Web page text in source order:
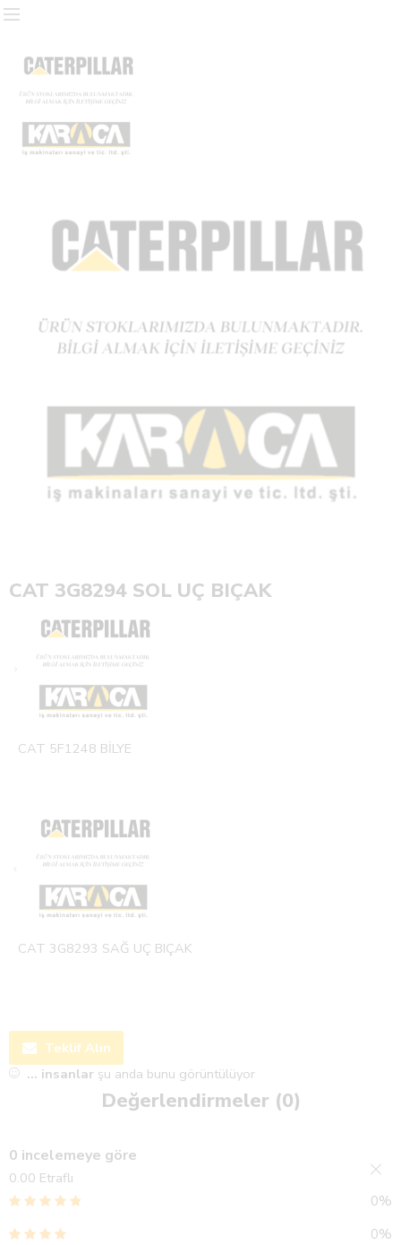
CAT 3G8294 SOL UÇ BIÇAK
CAT 5F1248 BİLYE
CAT 3G8293 SAĞ UÇ BIÇAK
Teklif Alın
... insanlar şu anda bunu görüntülüyor
Değerlendirmeler (0)
0 incelemeye göre
0.00 Etraflı
0%
0%